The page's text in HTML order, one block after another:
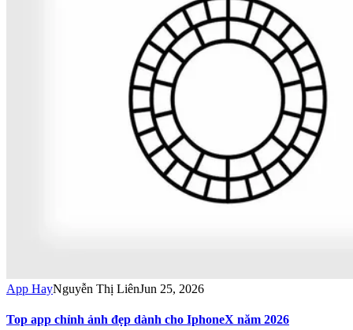
App HayNguyễn Thị LiênJun 25, 2026
Top app chỉnh ảnh đẹp dành cho IphoneX năm 2026